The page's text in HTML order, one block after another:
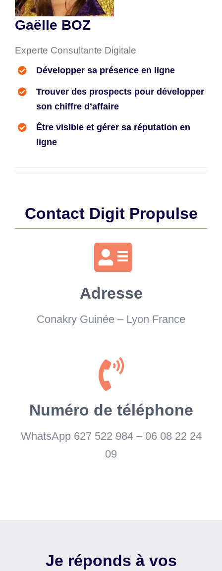
Gaëlle BOZ
Experte Consultante Digitale
Développer sa présence en ligne
Trouver des prospects pour développer
son chiffre d’affaire
Être visible et gérer sa réputation en
ligne
Contact Digit Propulse
Adresse
Conakry Guinée – Lyon France
Numéro de téléphone
WhatsApp 627 522 984 – 06 08 22 24
09
Je réponds à vos